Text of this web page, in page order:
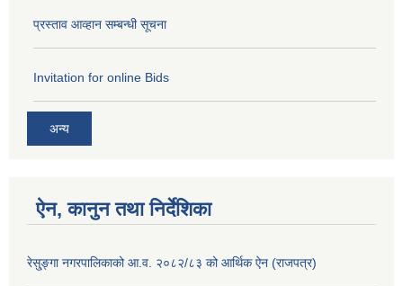
प्रस्ताव आव्हान सम्बन्धी सूचना
Invitation for online Bids
अन्य
ऐन, कानुन तथा निर्देशिका
रेसु्ङ्गा नगरपालिकाको आ.व. २०८२/८३ को आर्थिक ऐन (राजपत्र)